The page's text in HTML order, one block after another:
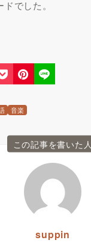
ドでした。
音楽
この記事を書いた人
suppin